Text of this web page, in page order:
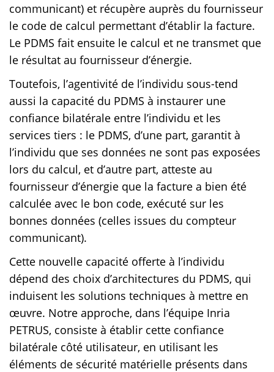
communicant) et récupère auprès du fournisseur
le code de calcul permettant d’établir la facture.
Le PDMS fait ensuite le calcul et ne transmet que
le résultat au fournisseur d’énergie.
Toutefois, l’agentivité de l’individu sous-tend
aussi la capacité du PDMS à instaurer une
confiance bilatérale entre l’individu et les
services tiers : le PDMS, d’une part, garantit à
l’individu que ses données ne sont pas exposées
lors du calcul, et d’autre part, atteste au
fournisseur d’énergie que la facture a bien été
calculée avec le bon code, exécuté sur les
bonnes données (celles issues du compteur
communicant).
Cette nouvelle capacité offerte à l’individu
dépend des choix d’architectures du PDMS, qui
induisent les solutions techniques à mettre en
œuvre. Notre approche, dans l’équipe Inria
PETRUS, consiste à établir cette confiance
bilatérale côté utilisateur, en utilisant les
éléments de sécurité matérielle présents dans